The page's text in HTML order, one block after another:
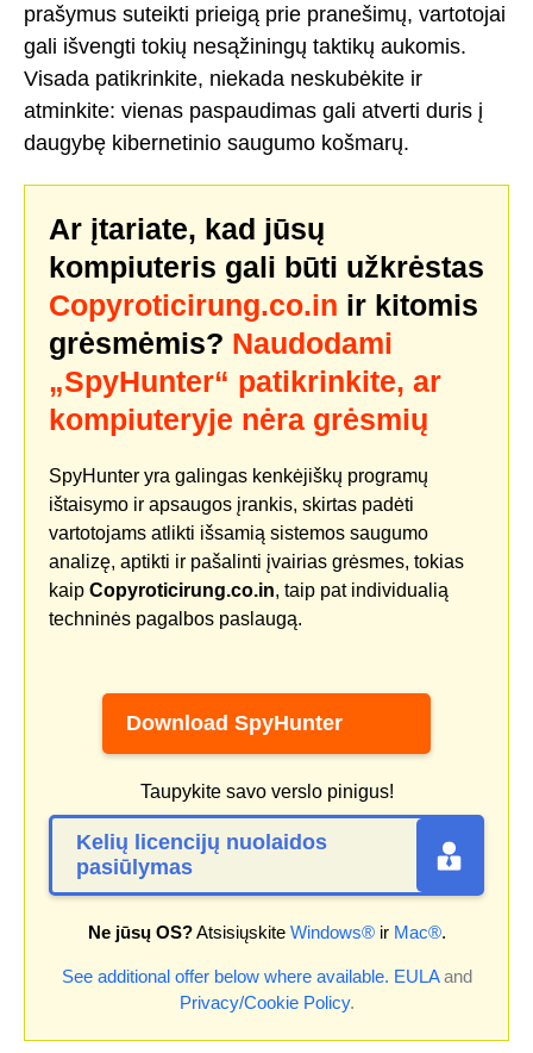
prašymus suteikti prieigą prie pranešimų, vartotojai
gali išvengti tokių nesąžiningų taktikų aukomis.
Visada patikrinkite, niekada neskubėkite ir
atminkite: vienas paspaudimas gali atverti duris į
daugybę kibernetinio saugumo košmarų.
Ar įtariate, kad jūsų
kompiuteris gali būti užkrėstas
Copyroticirung.co.in ir kitomis
grėsmėmis? Naudodami
„SpyHunter“ patikrinkite, ar
kompiuteryje nėra grėsmių
SpyHunter yra galingas kenkėjiškų programų
ištaisymo ir apsaugos įrankis, skirtas padėti
vartotojams atlikti išsamią sistemos saugumo
analizę, aptikti ir pašalinti įvairias grėsmes, tokias
kaip Copyroticirung.co.in, taip pat individualią
techninės pagalbos paslaugą.
Download SpyHunter
Taupykite savo verslo pinigus!
Kelių licencijų nuolaidos
pasiūlymas
Ne jūsų OS?Atsisiųskite Windows®ir Mac®.
See additional offer below where available. EULAand
Privacy/Cookie Policy.